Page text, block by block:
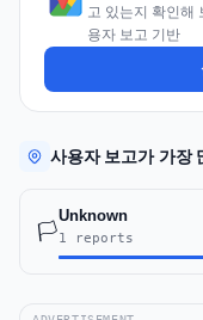
고 있는지 확인해
용자 보고 기반
사용자 보고가 가장
🏳️
Unknown
1 reports